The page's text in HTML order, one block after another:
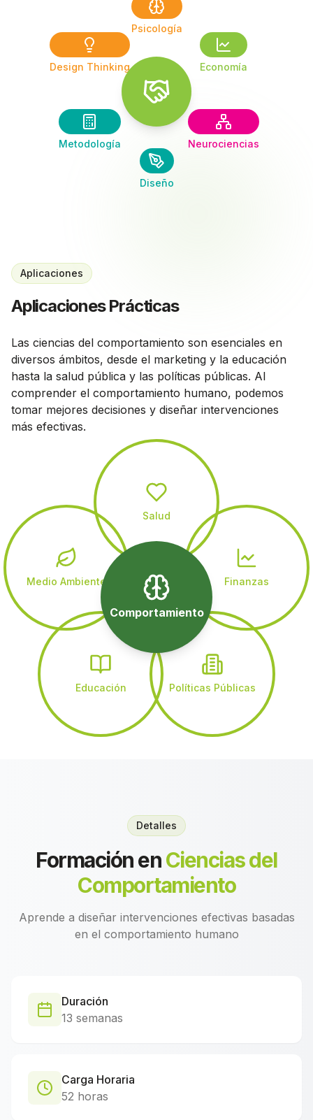
Psicología
Economía
Neurociencias
Diseño
Metodología
Design Thinking
Aplicaciones
Aplicaciones Prácticas
Las ciencias del comportamiento son esenciales en
diversos ámbitos, desde el marketing y la educación
hasta la salud pública y las políticas públicas. Al
comprender el comportamiento humano, podemos
tomar mejores decisiones y diseñar intervenciones
más efectivas.
Salud
Finanzas
Políticas Públicas
Educación
Medio Ambiente
Comportamiento
Detalles
Formación enCiencias del
Comportamiento
Aprende a diseñar intervenciones efectivas basadas
en el comportamiento humano
Duración
13 semanas
Carga Horaria
52 horas